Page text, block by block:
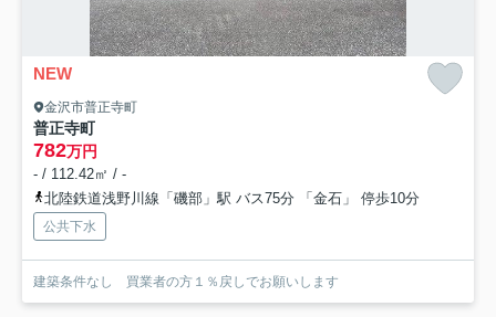
NEW
金沢市普正寺町
普正寺町
782万円
- / 112.42㎡ / -
北陸鉄道浅野川線「磯部」駅 バス75分 「金石」 停歩10分
公共下水
建築条件なし 買業者の方１％戻しでお願いします